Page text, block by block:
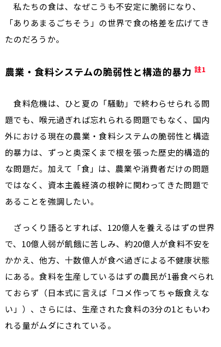
私たちの食は、なぜこうも不安定に脆弱になり、
「ありあまるごちそう」の世界で食の格差を広げてき
たのだろうか。
農業・食料システムの脆弱性と構造的暴力 註1
食料危機は、ひと夏の「騒動」で終わらせられる問
題でも、喉元過ぎれば忘れられる問題でもなく、国内
外における現在の農業・食料システムの脆弱性と構造
的暴力は、ずっと奥深くまで根を張った歴史的構造的
な問題だ。加えて「食」は、農業や消費者だけの問題
ではなく、資本主義経済の根幹に関わってきた問題で
あることを強調したい。
ざっくり語るとすれば、120億人を養えるはずの世界
で、10億人弱が飢餓に苦しみ、約20億人が食料不安を
かかえ、他方、十数億人が食べ過ぎによる不健康状態
にある。食料を生産しているはずの農民が1番食べられ
ておらず（日本式に言えば「コメ作ってちゃ飯食えな
い」）、さらには、生産された食料の3分の1ともいわ
れる量がムダにされている。